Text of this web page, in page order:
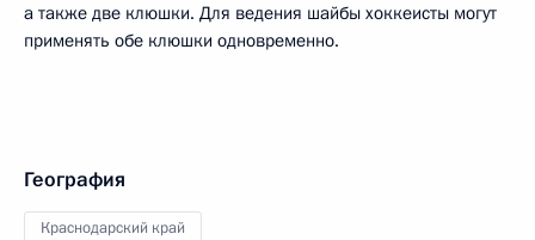
а также две клюшки. Для ведения шайбы хоккеисты могут
применять обе клюшки одновременно.
География
Краснодарский край